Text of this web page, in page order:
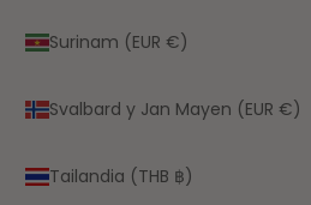
Surinam (EUR €)
Svalbard y Jan Mayen (EUR €)
Tailandia (THB ฿)